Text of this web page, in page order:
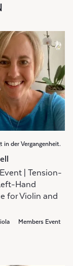
in der Vergangenheit.
| Tension-
Hand
for Violin and
Members Event